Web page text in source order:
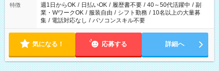
特徴 週1日からOK / 日払いOK / 履歴書不要 / 40～50代活躍中 / 副
業・WワークOK / 服装自由 / シフト勤務 / 10名以上の大量募
集 / 電話対応なし / パソコンスキル不要
気になる！ 応募する 詳細へ